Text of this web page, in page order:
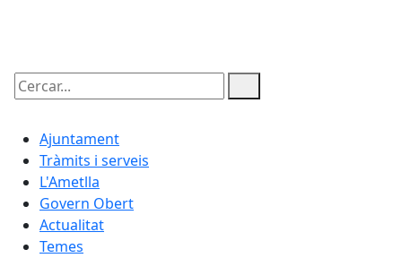
Cercar:
Ajuntament
Tràmits i serveis
L'Ametlla
Govern Obert
Actualitat
Temes